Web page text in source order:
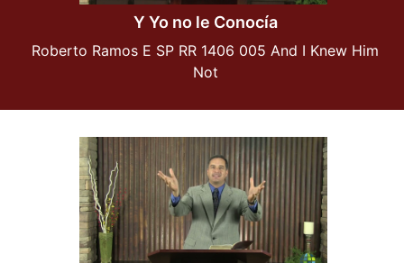
Y Yo no le Conocía
Roberto Ramos E SP RR 1406 005 And I Knew Him
Not